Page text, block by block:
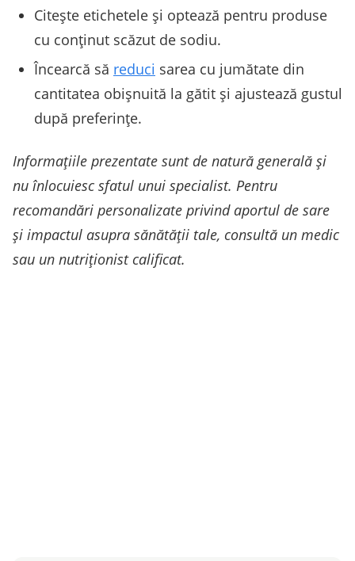
Citește etichetele și optează pentru produse
cu conținut scăzut de sodiu.
Încearcă să reduci sarea cu jumătate din
cantitatea obișnuită la gătit și ajustează gustul
după preferințe.
Informațiile prezentate sunt de natură generală și
nu înlocuiesc sfatul unui specialist. Pentru
recomandări personalizate privind aportul de sare
și impactul asupra sănătății tale, consultă un medic
sau un nutriționist calificat.